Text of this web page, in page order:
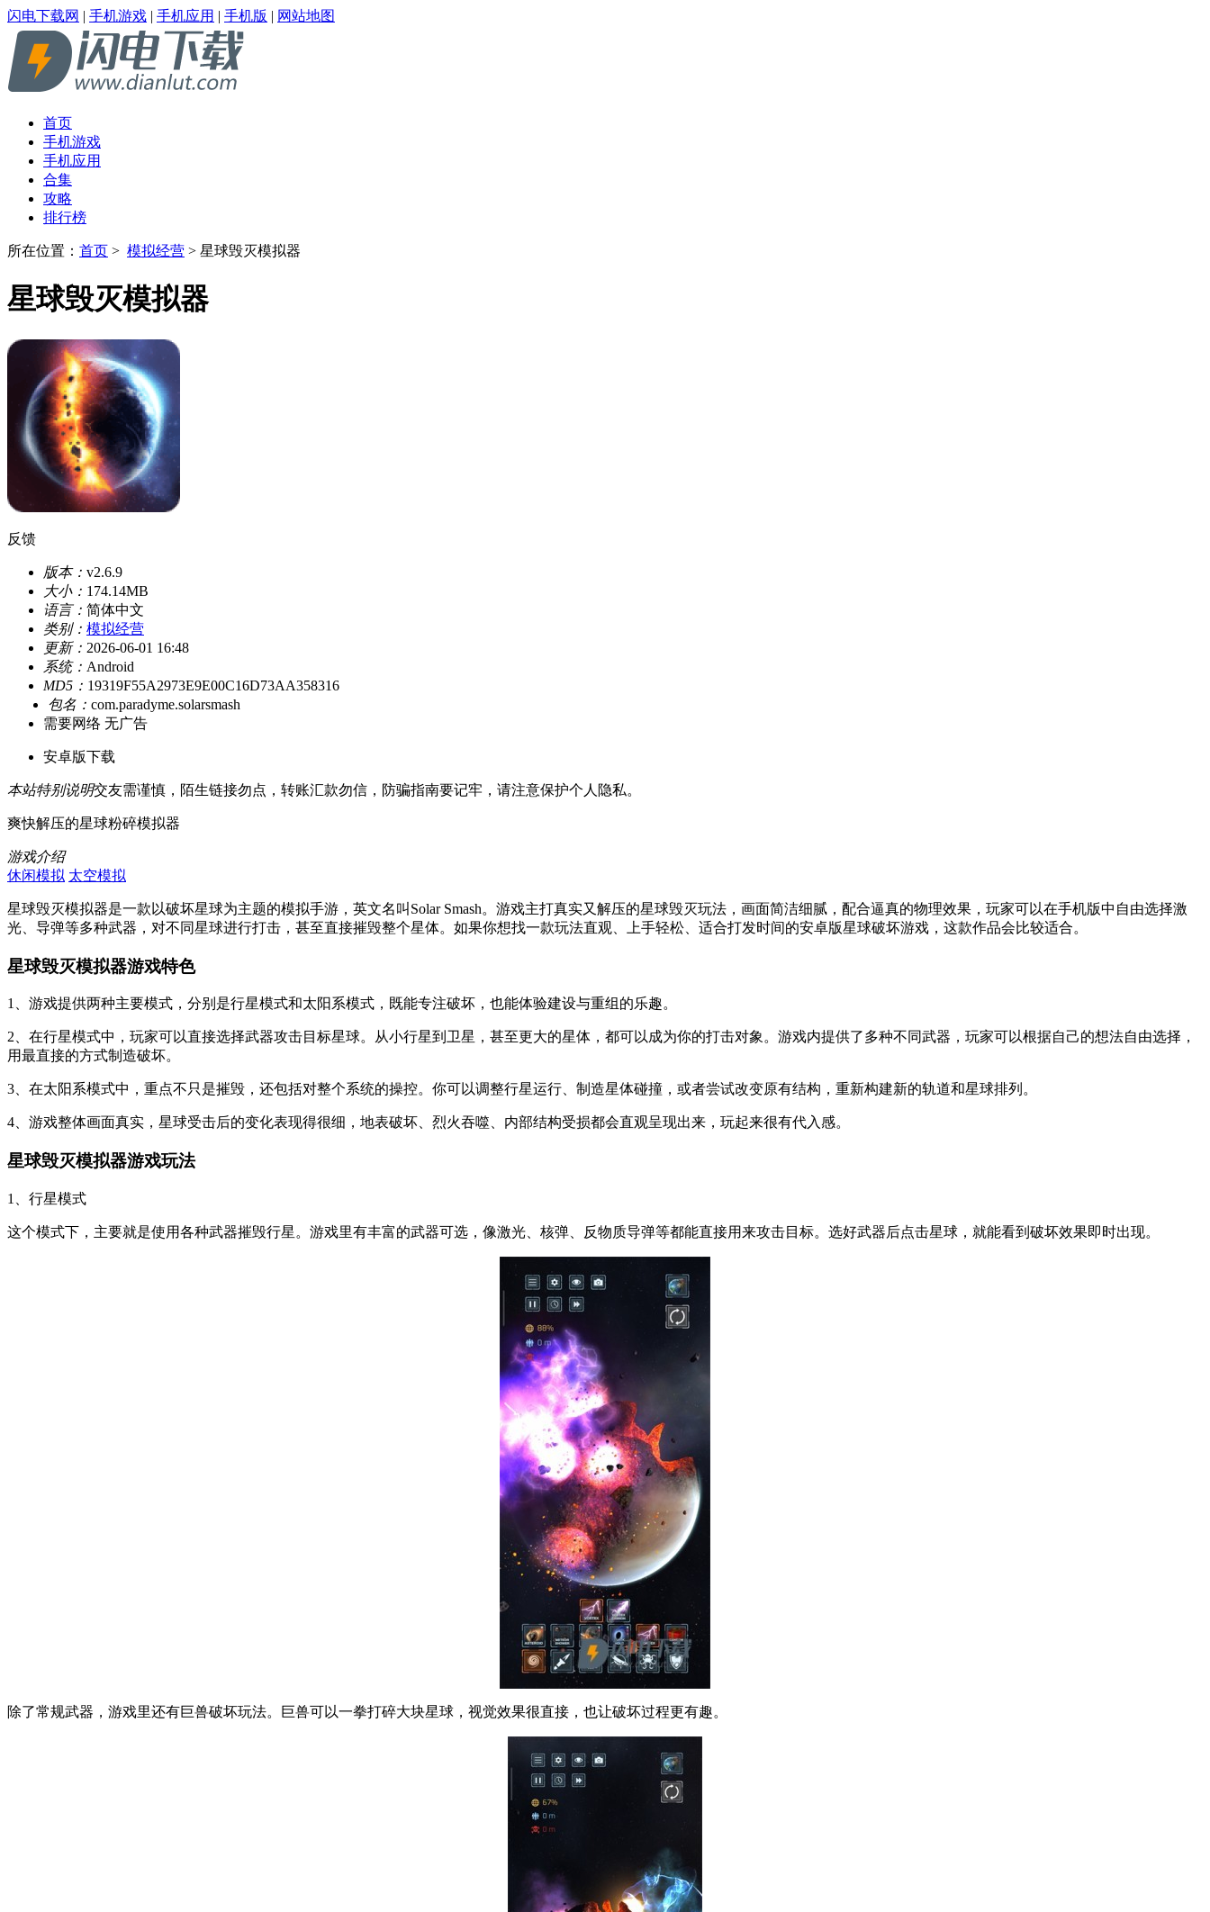
闪电下载网 | 手机游戏 | 手机应用 | 手机版 | 网站地图
首页
手机游戏
手机应用
合集
攻略
排行榜
所在位置： 首页 > 模拟经营 > 星球毁灭模拟器
星球毁灭模拟器
反馈
版本： v2.6.9
大小： 174.14MB
语言： 简体中文
类别： 模拟经营
更新： 2026-06-01 16:48
系统： Android
MD5： 19319F55A2973E9E00C16D73AA358316
包名： com.paradyme.solarsmash
需要网络 无广告
安卓版下载
本站特别说明交友需谨慎，陌生链接勿点，转账汇款勿信，防骗指南要记牢，请注意保护个人隐私。
爽快解压的星球粉碎模拟器
游戏介绍
休闲模拟 太空模拟
星球毁灭模拟器是一款以破坏星球为主题的模拟手游，英文名叫Solar Smash。游戏主打真实又解压的星球毁灭玩法，画面简洁细腻，配合逼真的物理效果，玩家可以在手机版中自由选择激
光、导弹等多种武器，对不同星球进行打击，甚至直接摧毁整个星体。如果你想找一款玩法直观、上手轻松、适合打发时间的安卓版星球破坏游戏，这款作品会比较适合。
星球毁灭模拟器游戏特色
1、游戏提供两种主要模式，分别是行星模式和太阳系模式，既能专注破坏，也能体验建设与重组的乐趣。
2、在行星模式中，玩家可以直接选择武器攻击目标星球。从小行星到卫星，甚至更大的星体，都可以成为你的打击对象。游戏内提供了多种不同武器，玩家可以根据自己的想法自由选择，
用最直接的方式制造破坏。
3、在太阳系模式中，重点不只是摧毁，还包括对整个系统的操控。你可以调整行星运行、制造星体碰撞，或者尝试改变原有结构，重新构建新的轨道和星球排列。
4、游戏整体画面真实，星球受击后的变化表现得很细，地表破坏、烈火吞噬、内部结构受损都会直观呈现出来，玩起来很有代入感。
星球毁灭模拟器游戏玩法
1、行星模式
这个模式下，主要就是使用各种武器摧毁行星。游戏里有丰富的武器可选，像激光、核弹、反物质导弹等都能直接用来攻击目标。选好武器后点击星球，就能看到破坏效果即时出现。
除了常规武器，游戏里还有巨兽破坏玩法。巨兽可以一拳打碎大块星球，视觉效果很直接，也让破坏过程更有趣。